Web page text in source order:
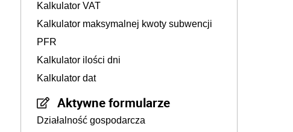
Kalkulator VAT
Kalkulator maksymalnej kwoty subwencji
PFR
Kalkulator ilości dni
Kalkulator dat
Aktywne formularze
Działalność gospodarcza